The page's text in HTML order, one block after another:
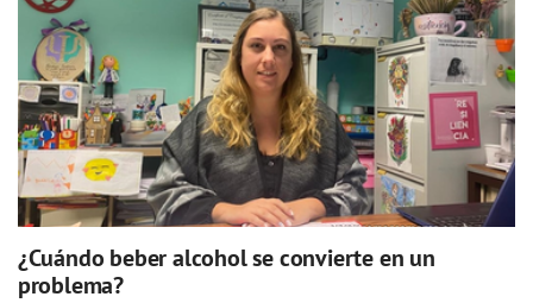
¿Cuándo beber alcohol se convierte en un
problema?